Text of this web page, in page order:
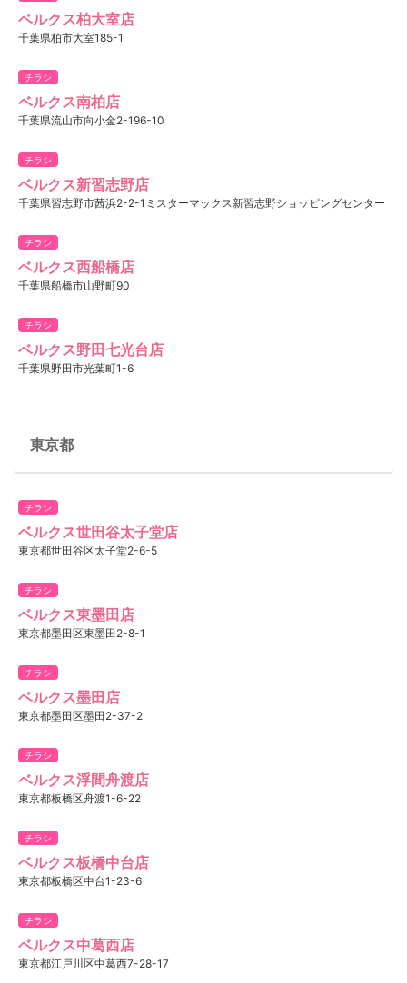
ベルクス柏大室店
千葉県柏市大室185-1
チラシ
ベルクス南柏店
千葉県流山市向小金2-196-10
チラシ
ベルクス新習志野店
千葉県習志野市茜浜2-2-1ミスターマックス新習志野ショッピングセンター
チラシ
ベルクス西船橋店
千葉県船橋市山野町90
チラシ
ベルクス野田七光台店
千葉県野田市光葉町1-6
東京都
チラシ
ベルクス世田谷太子堂店
東京都世田谷区太子堂2-6-5
チラシ
ベルクス東墨田店
東京都墨田区東墨田2-8-1
チラシ
ベルクス墨田店
東京都墨田区墨田2-37-2
チラシ
ベルクス浮間舟渡店
東京都板橋区舟渡1-6-22
チラシ
ベルクス板橋中台店
東京都板橋区中台1-23-6
チラシ
ベルクス中葛西店
東京都江戸川区中葛西7-28-17